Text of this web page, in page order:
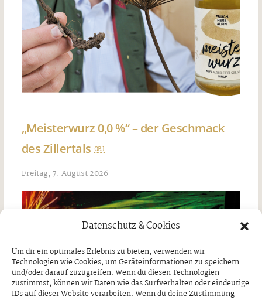
Datenschutz & Cookies
Um dir ein optimales Erlebnis zu bieten, verwenden wir
Technologien wie Cookies, um Geräteinformationen zu speichern
und/oder darauf zuzugreifen. Wenn du diesen Technologien
zustimmst, können wir Daten wie das Surfverhalten oder eindeutige
IDs auf dieser Website verarbeiten. Wenn du deine Zustimmung
„Meisterwurz 0,0 %“ – der Geschmack
des Zillertals ￼
Freitag, 7. August 2026